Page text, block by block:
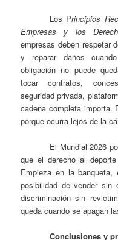
Los Principios
Empresas y los
empresas deben respetar
y reparar daños
obligación no puede
tocar contratos,
seguridad privada,
cadena completa importa.
porque ocurra lejos de la
El Mundial 2026
que el derecho al
Empieza en la
posibilidad de vender sin
discriminación sin
queda cuando se apagan
Conclusiones y